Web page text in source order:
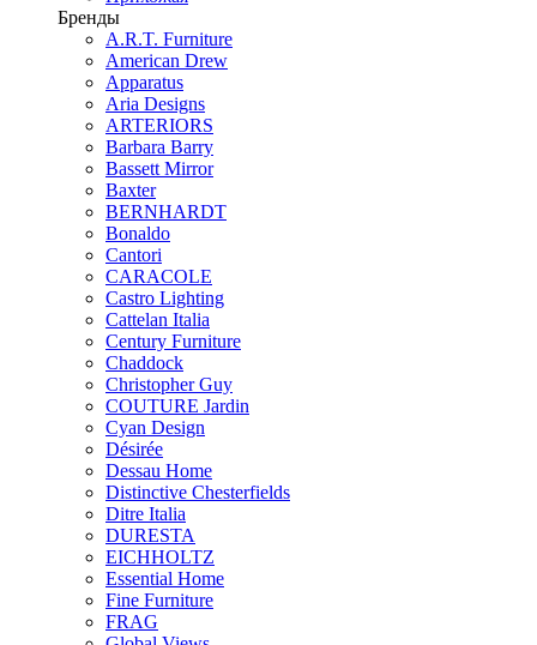
Бренды
A.R.T. Furniture
American Drew
Apparatus
Aria Designs
ARTERIORS
Barbara Barry
Bassett Mirror
Baxter
BERNHARDT
Bonaldo
Cantori
CARACOLE
Castro Lighting
Cattelan Italia
Century Furniture
Chaddock
Christopher Guy
COUTURE Jardin
Cyan Design
Désirée
Dessau Home
Distinctive Chesterfields
Ditre Italia
DURESTA
EICHHOLTZ
Essential Home
Fine Furniture
FRAG